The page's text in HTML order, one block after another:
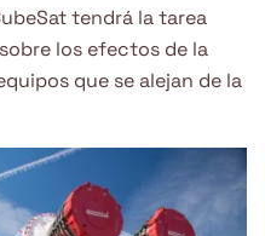
tendrá la tarea
los efectos de la
que se alejan de la